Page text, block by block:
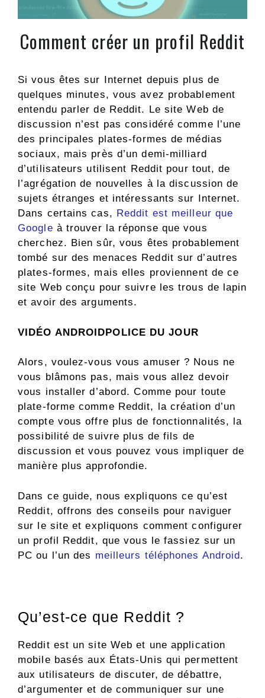
Comment créer un profil Reddit
Si vous êtes sur Internet depuis plus de
quelques minutes, vous avez probablement
entendu parler de Reddit. Le site Web de
discussion n’est pas considéré comme l’une
des principales plates-formes de médias
sociaux, mais près d’un demi-milliard
d’utilisateurs utilisent Reddit pour tout, de
l’agrégation de nouvelles à la discussion de
sujets étranges et intéressants sur Internet.
Dans certains cas, Reddit est meilleur que
Google à trouver la réponse que vous
cherchez. Bien sûr, vous êtes probablement
tombé sur des menaces Reddit sur d’autres
plates-formes, mais elles proviennent de ce
site Web conçu pour suivre les trous de lapin
et avoir des arguments.
VIDÉO ANDROIDPOLICE DU JOUR
Alors, voulez-vous vous amuser ? Nous ne
vous blâmons pas, mais vous allez devoir
vous installer d’abord. Comme pour toute
plate-forme comme Reddit, la création d’un
compte vous offre plus de fonctionnalités, la
possibilité de suivre plus de fils de
discussion et vous pouvez vous impliquer de
manière plus approfondie.
Dans ce guide, nous expliquons ce qu’est
Reddit, offrons des conseils pour naviguer
sur le site et expliquons comment configurer
un profil Reddit, que vous le fassiez sur un
PC ou l’un des meilleurs téléphones Android.
Qu’est-ce que Reddit ?
Reddit est un site Web et une application
mobile basés aux États-Unis qui permettent
aux utilisateurs de discuter, de débattre,
d’argumenter et de communiquer sur une